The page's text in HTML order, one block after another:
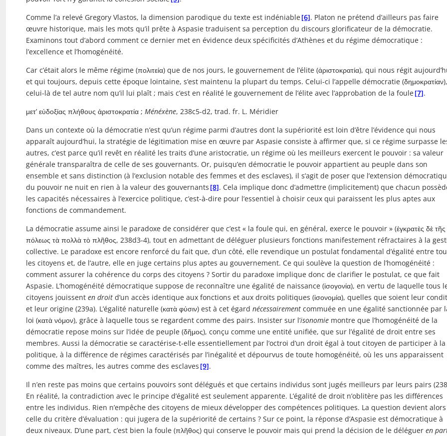
Comme l’a relevé Gregory Vlastos, la dimension parodique du texte est indéniable[6]. Platon ne prétend d’ailleurs pas faire
œuvre historique, mais les mots qu’il prête à Aspasie traduisent sa perception du discours glorificateur de la démocratie.
Examinons tout d’abord comment ce dernier met en évidence deux spécificités d’Athènes et du régime démocratique :
l’excellence et l’homogénéité.
Car c’était alors le même régime (πολιτεία) que de nos jours, le gouvernement de l’élite (ἀριστοκρατία), qui nous régit
et qui toujours, depuis cette époque lointaine, s’est maintenu la plupart du temps. Celui-ci l’appelle démocratie (δημοκρατίαν),
celui-là de tel autre nom qu’il lui plaît ; mais c’est en réalité le gouvernement de l’élite avec l’approbation de la foule[7].
μετ’ εὐδοξίας πλήθους ἀριστοκρατία ; Ménéxène, 238c5-d2, trad. fr. L. Méridier
Dans un contexte où la démocratie n’est qu’un régime parmi d’autres dont la supériorité est loin d’être l’évidence qui nous
apparaît aujourd’hui, la stratégie de légitimation mise en œuvre par Aspasie consiste à affirmer que, si ce régime surpasse
autres, c’est parce qu’il revêt en réalité les traits d’une aristocratie, un régime où les meilleurs exercent le pouvoir : sa valeur
générale transparaîtra de celle de ses gouvernants. Or, puisqu’en démocratie le pouvoir appartient au peuple dans son
ensemble et sans distinction (à l’exclusion notable des femmes et des esclaves), il s’agit de poser que l’extension
du pouvoir ne nuit en rien à la valeur des gouvernants [8]. Cela implique donc d’admettre (implicitement) que chacun
les capacités nécessaires à l’exercice politique, c’est-à-dire pour l’essentiel à choisir ceux qui paraissent les plus aptes aux
fonctions de commandement.
La démocratie assume ainsi le paradoxe de considérer que c’est « la foule qui, en général, exerce le pouvoir » (ἐγκρατὲς δὲ τῆς
πόλεως τὰ πολλὰ τὸ πλῆθος, 238d3-4), tout en admettant de déléguer plusieurs fonctions manifestement réfractaires à la
collective. Le paradoxe est encore renforcé du fait que, d’un côté, elle revendique un postulat fondamental d’égalité entre
les citoyens et, de l’autre, elle en juge certains plus aptes au gouvernement. Ce qui soulève la question de l’homogénéité :
comment assurer la cohérence du corps des citoyens ? Sortir du paradoxe implique donc de clarifier le postulat, ce que fait
Aspasie. L’homogénéité démocratique suppose de reconnaître une égalité de naissance (ἰσογονία), en vertu de laquelle tous
citoyens jouissent en droit d’un accès identique aux fonctions et aux droits politiques (ἰσονομία), quelles que soient leur
et leur origine (239a). L’égalité naturelle (κατὰ φύσιν) est à cet égard nécessairement commuée en une égalité sanctionnée par
loi (κατὰ νόμον), grâce à laquelle tous se regardent comme des pairs. Insister sur l’isonomie montre que l’homogénéité de la
démocratie repose moins sur l’idée de peuple (δῆμος), conçu comme une entité unifiée, que sur l’égalité de droit entre ses
membres. Aussi la démocratie se caractérise-t-elle essentiellement par l’octroi d’un droit égal à tout citoyen de participer à la
politique, à la différence de régimes caractérisés par l’inégalité et dépourvus de toute homogénéité, où les uns apparaissent
comme des maîtres, les autres comme des esclaves [9].
Il n’en reste pas moins que certains pouvoirs sont délégués et que certains individus sont jugés meilleurs par leurs pairs
En réalité, la contradiction avec le principe d’égalité est seulement apparente. L’égalité de droit n’oblitère pas les différences
entre les individus. Rien n’empêche des citoyens de mieux développer des compétences politiques. La question devient alors
celle du critère d’évaluation : qui jugera de la supériorité de certains ? Sur ce point, la réponse d’Aspasie est démocratique à
deux niveaux. D’une part, c’est bien la foule (πλῆθος) qui conserve le pouvoir mais qui prend la décision de le déléguer en